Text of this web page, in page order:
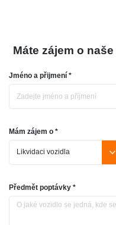
Máte zájem o
Jméno a přijmení *
Mám zájem o *
Předmět poptávky *